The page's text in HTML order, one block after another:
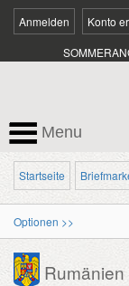
Anmelden Konto
Menu
Startseite
Optionen >>
Rumänien